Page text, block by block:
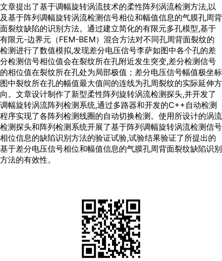
文章提出了基于调幅旋转涡流技术的柔性阵列涡流检测方法,以
及基于阵列调幅旋转涡流检测信号相位和幅值信息的气膜孔周背
面裂纹缺陷的识别方法。通过建立简化的有限元多孔模型,基于
有限元-边界元（FEM-BEM）混合方法对不同孔周背面裂纹的
检测进行了数值模拟,发现差分电压信号李萨如图中各个孔的差
分检测信号相位值会在裂纹所在孔附近发生突变,差分检测信号
的相位值在裂纹所在孔处为局部极值；差分电压信号幅值极坐标
图中裂纹所在孔的幅值最大值间的连线为孔周裂纹的实际延伸方
向。文章设计制作了新型柔性阵列旋转涡流检测探头,并开发了
调幅旋转涡流阵列检测系统,通过多路器和开发的C++自动检测
程序实现了各阵列检测线圈的自动切换检测。使用所设计的涡流
检测探头和阵列检测系统开展了基于阵列调幅旋转涡流检测信号
相位信息的缺陷识别方法的验证试验,试验结果验证了所提出的
基于差分电压信号相位和幅值信息的气膜孔周背面裂纹缺陷识别
方法的有效性。